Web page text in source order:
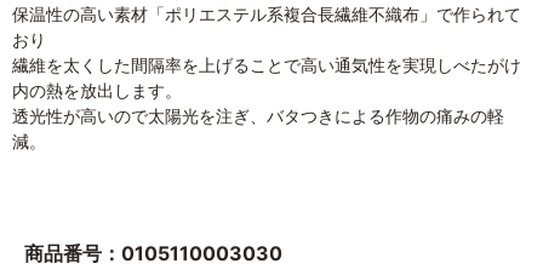
保温性の高い素材「ポリエステル系複合長繊維不織布」で作られて
おり
繊維を太くした間隔率を上げることで高い通気性を実現しべたがけ
内の熱を放出します。
透光性が高いので太陽光を注ぎ、バタつきによる作物の痛みの軽
減。
商品番号：0105110003030